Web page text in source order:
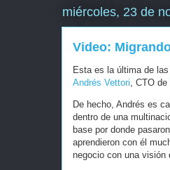
miércoles, 23 de
Video:
Esta es la última de
Andrés Vettori, CTO de
De hecho, Andrés es
dentro de una
base por donde
aprendieron con él
negocio con una visión